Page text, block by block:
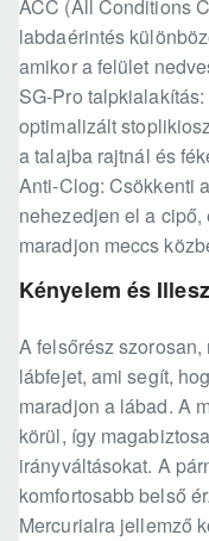
ACC (All Conditions
labdaérintés
amikor a felület
SG-Pro
optimalizált
a talajba rajtnál és
Anti-Clog: Csökkenti
nehezedjen el a
maradjon meccs
Kényelem és
A felsőrész
lábfejet, ami segít,
maradjon a lábad. A
körül, így
irányváltásokat. A
komfortosabb belső
Mercurialra jellemző